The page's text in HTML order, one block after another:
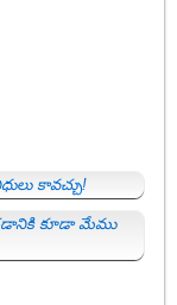
కావచ్చు!
కూడా మేము